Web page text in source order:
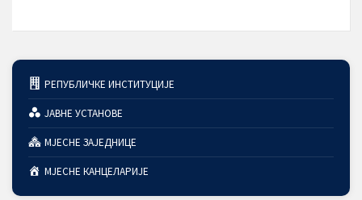
РЕПУБЛИЧКЕ ИНСТИТУЦИЈЕ
ЈАВНЕ УСТАНОВЕ
МЈЕСНЕ ЗАЈЕДНИЦЕ
МЈЕСНЕ КАНЦЕЛАРИЈЕ